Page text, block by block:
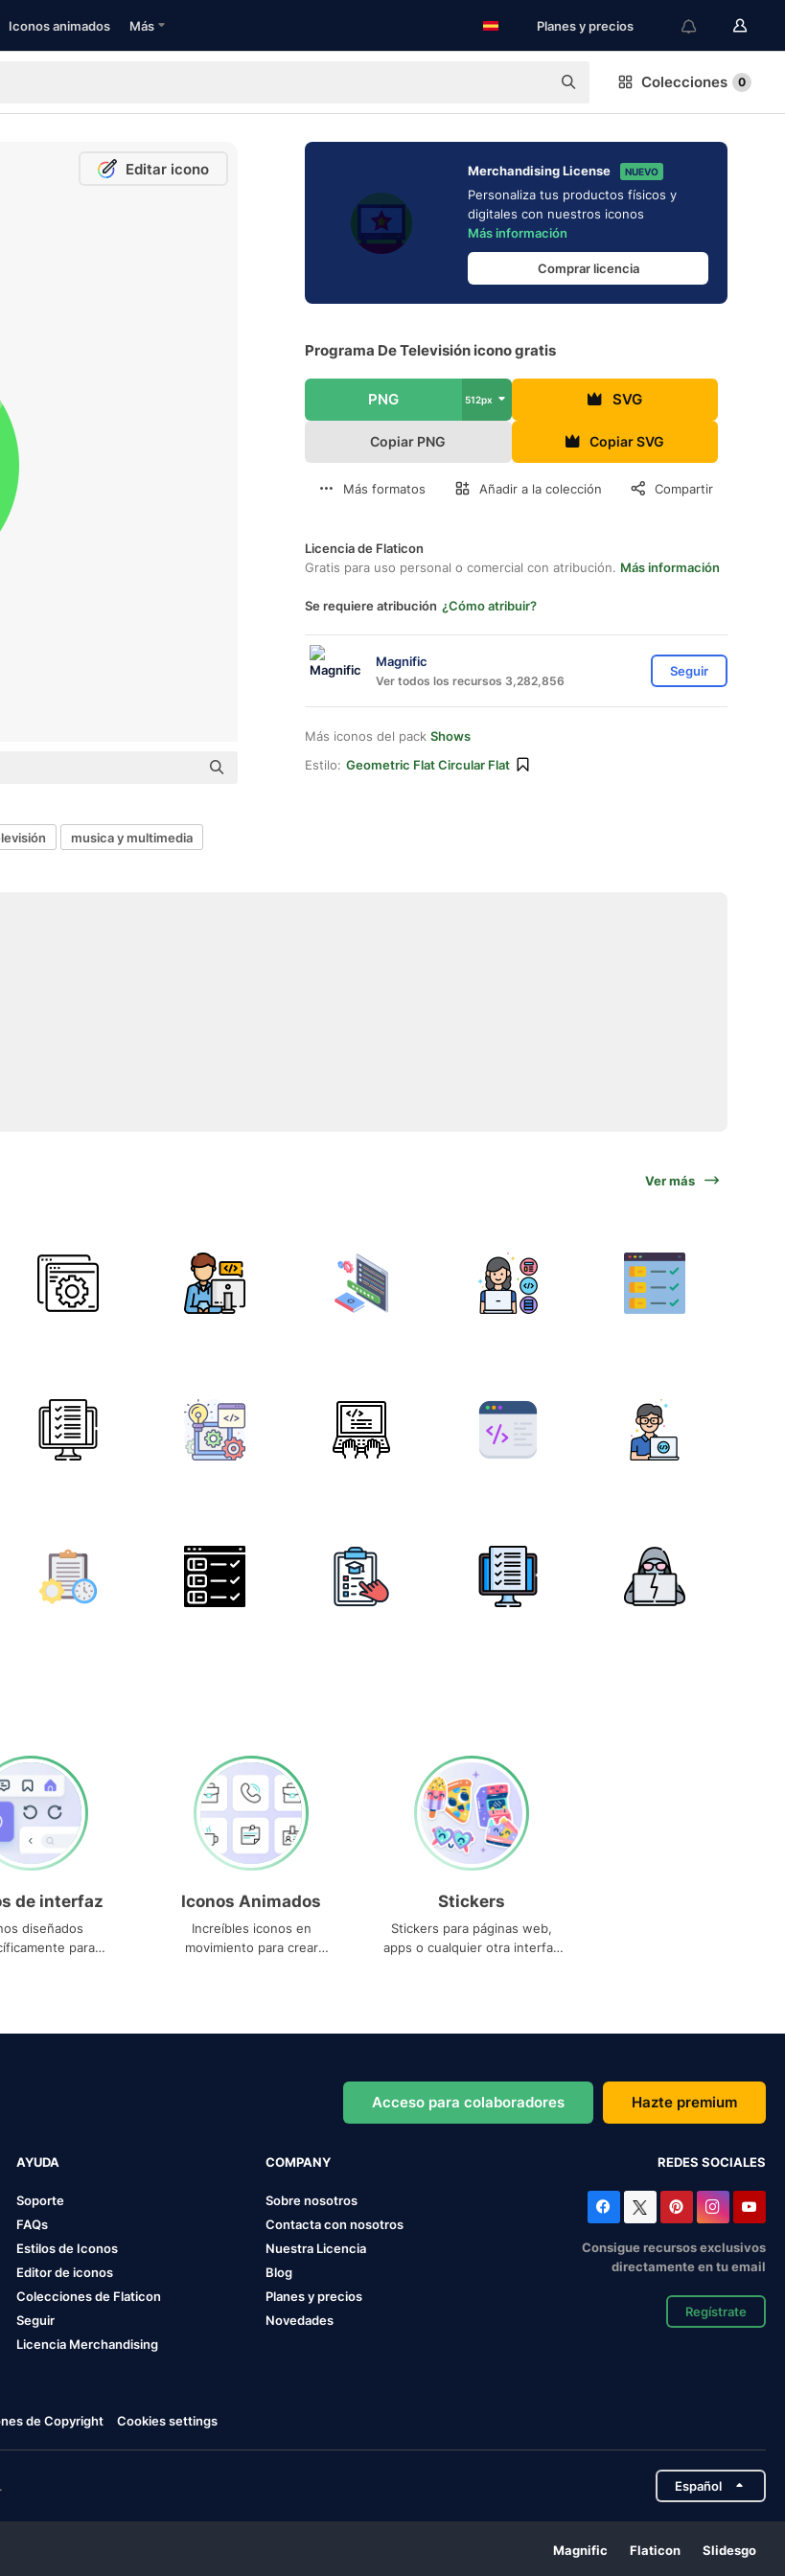
Iconos animados Más Planes y precios
Colecciones 0
Editar icono Merchandising License NUEVO
Personaliza tus productos físicos y
digitales con nuestros iconos
Más información
Comprar licencia
Programa De Televisión icono gratis
PNG 512px SVG
Copiar PNG Copiar SVG
Más formatos Añadir a la colección Compartir
Licencia de Flaticon
Gratis para uso personal o comercial con atribución. Más información
Se requiere atribución ¿Cómo atribuir?
Magnific
Ver todos los recursos 3,282,856
Seguir
Más iconos del pack Shows
Estilo: Geometric Flat Circular Flat
musica y multimedia
Ver más
de interfaz
diseñados
para
Iconos Animados
Increíbles iconos en
movimiento para crear
Stickers
Stickers para páginas web,
apps o cualquier otra interfaz
Acceso para colaboradores Hazte premium
AYUDA
Soporte
FAQs
Estilos de Iconos
Editor de iconos
Colecciones de Flaticon
Seguir
Licencia Merchandising
COMPANY
Sobre nosotros
Contacta con nosotros
Nuestra Licencia
Blog
Planes y precios
Novedades
REDES SOCIALES
Consigue recursos exclusivos
directamente en tu email
Regístrate
de Copyright Cookies settings
Español
Magnific Flaticon Slidesgo